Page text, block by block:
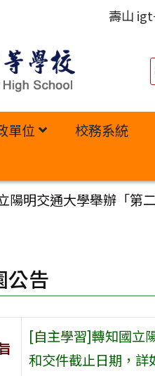
壽山
單位 校務系統
陽明交通大學舉辦「第
公告
[自主學習]轉知國立
和交件截止日期，詳